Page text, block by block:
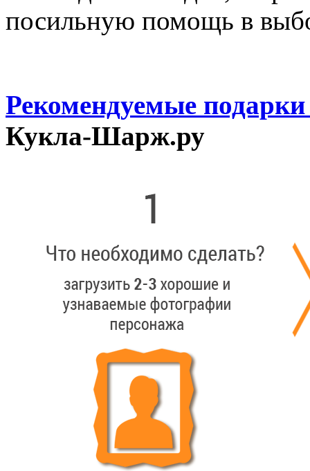
посильную помощь в
Рекомендуемые
Кукла-Шарж.ру